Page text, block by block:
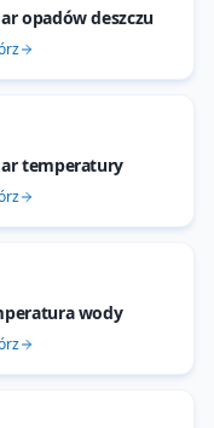
opadów deszczu
temperatury
wody